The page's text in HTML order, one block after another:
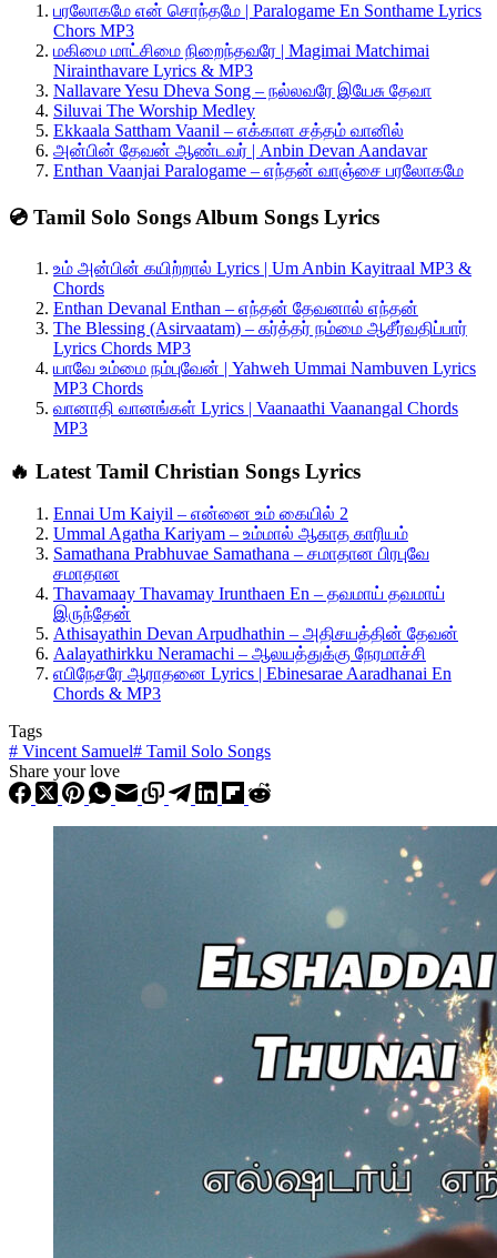
பரலோகமே என் சொந்தமே | Paralogame En Sonthame Lyrics
Chors MP3
மகிமை மாட்சிமை நிறைந்தவரே | Magimai Matchimai
Nirainthavare Lyrics & MP3
Nallavare Yesu Dheva Song – நல்லவரே இயேசு தேவா
Siluvai The Worship Medley
Ekkaala Sattham Vaanil – எக்காள சத்தம் வானில்
அன்பின் தேவன் ஆண்டவர் | Anbin Devan Aandavar
Enthan Vaanjai Paralogame – எந்தன் வாஞ்சை பரலோகமே
💿 Tamil Solo Songs Album Songs Lyrics
உம் அன்பின் கயிற்றால் Lyrics | Um Anbin Kayitraal MP3 &
Chords
Enthan Devanal Enthan – எந்தன் தேவனால் எந்தன்
The Blessing (Asirvaatam) – கர்த்தர் நம்மை ஆசீர்வதிப்பார்
Lyrics Chords MP3
யாவே உம்மை நம்புவேன் | Yahweh Ummai Nambuven Lyrics
MP3 Chords
வானாதி வானங்கள் Lyrics | Vaanaathi Vaanangal Chords
MP3
🔥 Latest Tamil Christian Songs Lyrics
Ennai Um Kaiyil – என்னை உம் கையில் 2
Ummal Agatha Kariyam – உம்மால் ஆகாத காரியம்
Samathana Prabhuvae Samathana – சமாதான பிரபுவே
சமாதான
Thavamaay Thavamay Irunthaen En – தவமாய் தவமாய்
இருந்தேன்
Athisayathin Devan Arpudhathin – அதிசயத்தின் தேவன்
Aalayathirkku Neramachi – ஆலயத்துக்கு நேரமாச்சி
எபிநேசரே ஆராதனை Lyrics | Ebinesarae Aaradhanai En
Chords & MP3
Tags
# Vincent Samuel# Tamil Solo Songs
Share your love